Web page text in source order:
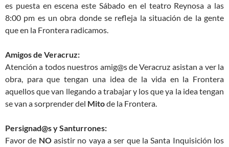
es puesta en escena este Sábado en el teatro Reynosa a las
8:00 pm es un obra donde se refleja la situación de la gente
que en la Frontera radicamos.
Amigos de Veracruz:
Atención a todos nuestros amig@s de Veracruz asistan a ver la
obra, para que tengan una idea de la vida en la Frontera
aquellos que van llegando a trabajar y los que ya la idea tengan
se van a sorprender del Mitode la Frontera.
Persignad@s y Santurrones:
Favor de NOasistir no vaya a ser que la Santa Inquisición los